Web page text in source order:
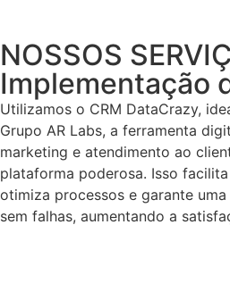
NOSSOS
Implementação
Utilizamos o CRM DataCrazy,
Grupo AR Labs, a ferramenta
marketing e atendimento ao
plataforma poderosa. Isso
otimiza processos e garante
sem falhas, aumentando a